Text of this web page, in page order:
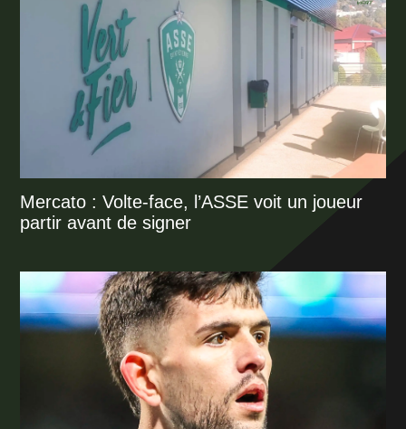
Mercato : Volte-face, l’ASSE voit un joueur
partir avant de signer